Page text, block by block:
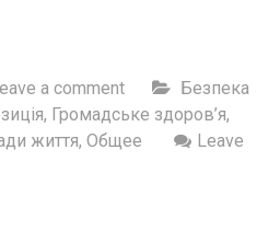
a comment
Безпека
, Громадське здоров’я,
життя, Общее
Leave